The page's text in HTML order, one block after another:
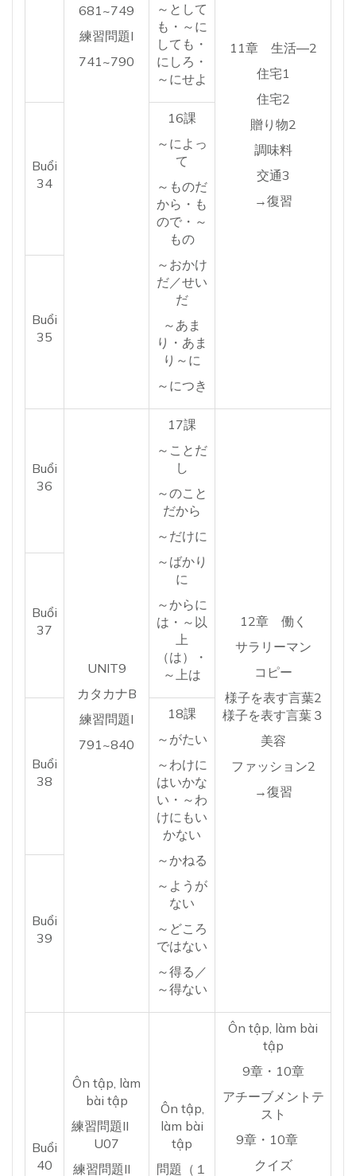
681~749
練習問題I
741~790
～として
も・～に
しても・
にしろ・
～にせよ
11章 生活―2
住宅1
住宅2
贈り物2
調味料
交通3
→復習
Buổi
34
16課
～によっ
て
～ものだ
から・も
ので・～
もの
～おかけ
だ／せい
だ
～あま
り・あま
り～に
～につき
Buổi
35
Buổi
36
UNIT9
カタカナB
練習問題I
791~840
17課
～ことだ
し
～のこと
だから
～だけに
～ばかり
に
～からに
は・～以
上
（は）・
～上は
12章 働く
サラリーマン
コピー
様子を表す言葉2
様子を表す言葉３
美容
ファッション2
→復習
Buổi
37
Buổi
38
18課
～がたい
～わけに
はいかな
い・～わ
けにもい
かない
～かねる
～ようが
ない
～どころ
ではない
～得る／
～得ない
Buổi
39
Buổi
40
Ôn tập, làm
bài tập
練習問題II
U07
練習問題II
Ôn tập,
làm bài
tập
問題（１
Ôn tập, làm bài
tập
9章・10章
アチーブメントテ
スト
9章・10章
クイズ